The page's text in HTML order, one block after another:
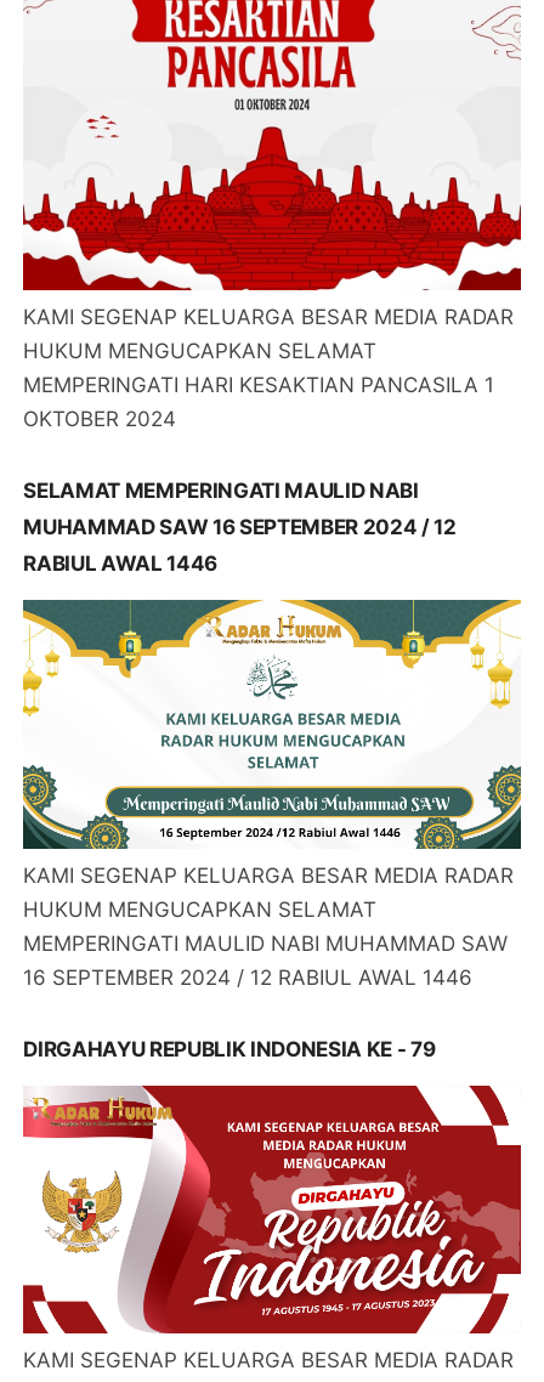
KAMI SEGENAP KELUARGA BESAR MEDIA RADAR
HUKUM MENGUCAPKAN SELAMAT
MEMPERINGATI HARI KESAKTIAN PANCASILA 1
OKTOBER 2024
SELAMAT MEMPERINGATI MAULID NABI
MUHAMMAD SAW 16 SEPTEMBER 2024 / 12
RABIUL AWAL 1446
KAMI SEGENAP KELUARGA BESAR MEDIA RADAR
HUKUM MENGUCAPKAN SELAMAT
MEMPERINGATI MAULID NABI MUHAMMAD SAW
16 SEPTEMBER 2024 / 12 RABIUL AWAL 1446
DIRGAHAYU REPUBLIK INDONESIA KE - 79
KAMI SEGENAP KELUARGA BESAR MEDIA RADAR